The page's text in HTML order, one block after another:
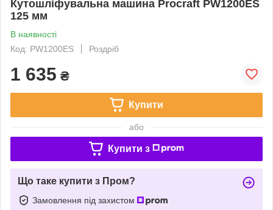
Кутошліфувальна машина Procraft PW1200ES
125 мм
В наявності
Код: PW1200ES
Роздріб
1 635 ₴
Купити
або
Купити з
Що таке купити з Пром?
Замовлення під захистом